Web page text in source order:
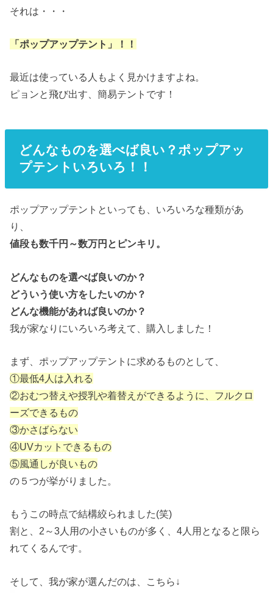
それは・・・
「ポップアップテント」！！
最近は使っている人もよく見かけますよね。
ピョンと飛び出す、簡易テントです！
どんなものを選べば良い？ポップアッ
プテントいろいろ！！
ポップアップテントといっても、いろいろな種類があ
り、
値段も数千円～数万円とピンキリ。
どんなものを選べば良いのか？
どういう使い方をしたいのか？
どんな機能があれば良いのか？
我が家なりにいろいろ考えて、購入しました！
まず、ポップアップテントに求めるものとして、
①最低4人は入れる
②おむつ替えや授乳や着替えができるように、フルクロ
ーズできるもの
③かさばらない
④UVカットできるもの
⑤風通しが良いもの
の５つが挙がりました。
もうこの時点で結構絞られました(笑)
割と、2～3人用の小さいものが多く、4人用となると限ら
れてくるんです。
そして、我が家が選んだのは、こちら↓